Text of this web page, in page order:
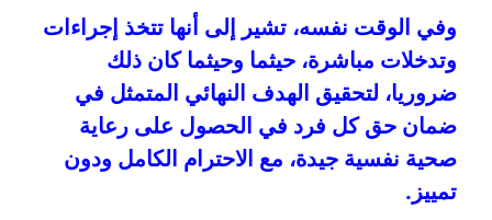
وفي الوقت نفسه، تشير إلى أنها تتخذ إجراءات
وتدخلات مباشرة، حيثما وحيثما كان ذلك
ضروريا، لتحقيق الهدف النهائي المتمثل في
ضمان حق كل فرد في الحصول على رعاية
صحية نفسية جيدة، مع الاحترام الكامل ودون
تمييز.